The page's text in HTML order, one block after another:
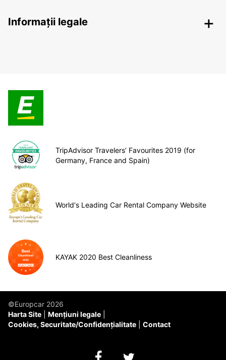
Informații legale
TripAdvisor Travelers’ Favourites 2019 (for
Germany, France and Spain)
World's Leading Car Rental Company Website
KAYAK 2020 Best Cleanliness
©Europcar 2026
Harta Site
Mențiuni legale
Cookies, Securitate/Confidențialitate
Contact